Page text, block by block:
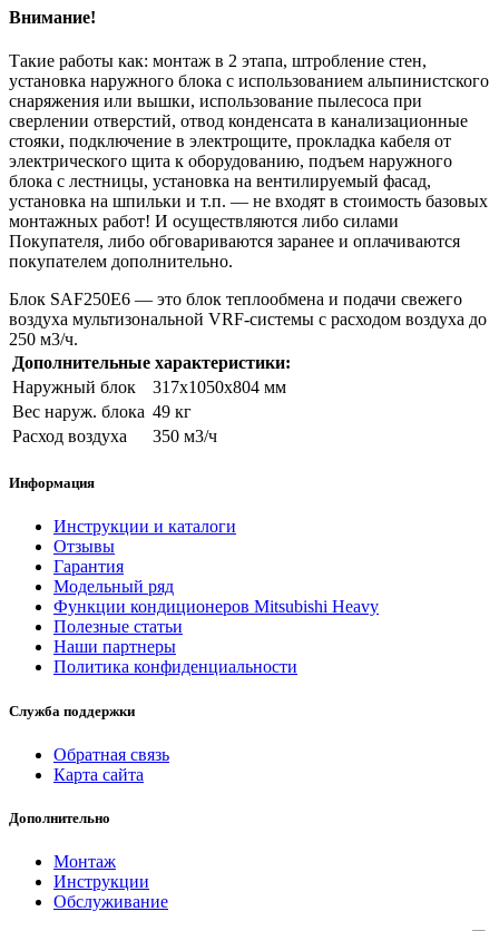
Внимание!
Такие работы как: монтаж в 2 этапа, штробление стен,
установка наружного блока с использованием альпинистского
снаряжения или вышки, использование пылесоса при
сверлении отверстий, отвод конденсата в канализационные
стояки, подключение в электрощите, прокладка кабеля от
электрического щита к оборудованию, подъем наружного
блока с лестницы, установка на вентилируемый фасад,
установка на шпильки и т.п. — не входят в стоимость базовых
монтажных работ! И осуществляются либо силами
Покупателя, либо обговариваются заранее и оплачиваются
покупателем дополнительно.
Блок SAF250E6 — это блок теплообмена и подачи свежего
воздуха мультизональной VRF-системы с расходом воздуха до
250 м3/ч.
Дополнительные характеристики:
Наружный блок
317x1050x804 мм
Вес наруж. блока 49 кг
Расход воздуха
350 м3/ч
Информация
Инструкции и каталоги
Отзывы
Гарантия
Модельный ряд
Функции кондиционеров Mitsubishi Heavy
Полезные статьи
Наши партнеры
Политика конфиденциальности
Служба поддержки
Обратная связь
Карта сайта
Дополнительно
Монтаж
Инструкции
Обслуживание